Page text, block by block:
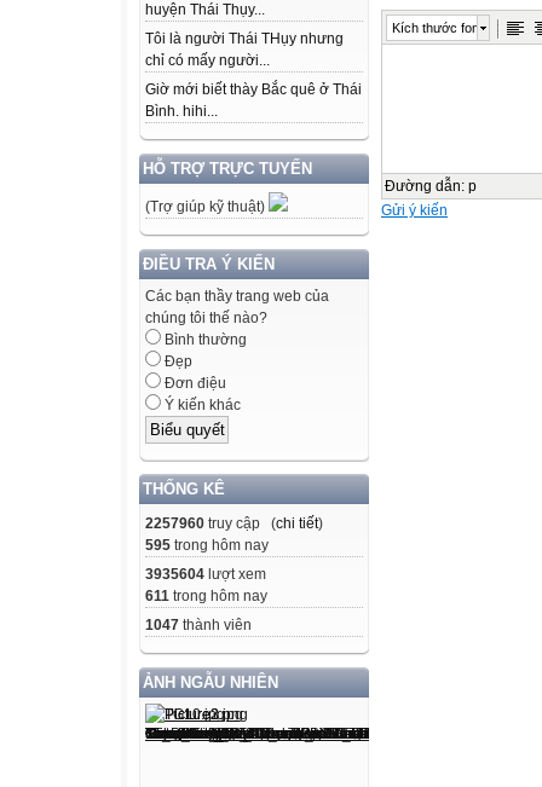
huyện Thái Thụy...
Tôi là người Thái THụy nhưng
chỉ có mấy người...
Giờ mới biết thày Bắc quê ở Thái
Bình. hihi...
HỖ TRỢ TRỰC TUYẾN
(Trợ giúp kỹ thuật)
ĐIỀU TRA Ý KIẾN
Các bạn thầy trang web của
chúng tôi thế nào?
Bình thường
Đẹp
Đơn điệu
Ý kiến khác
THỐNG KÊ
2257960 truy cập (chi tiết)
595 trong hôm nay
3935604 lượt xem
611 trong hôm nay
1047 thành viên
ẢNH NGẪU NHIÊN
Kích thước font
Đường dẫn: p
Gửi ý kiến